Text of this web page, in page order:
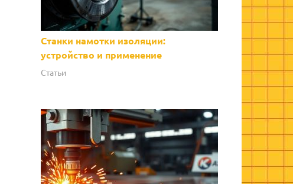
Станки намотки изоляции:
устройство и применение
Статьи